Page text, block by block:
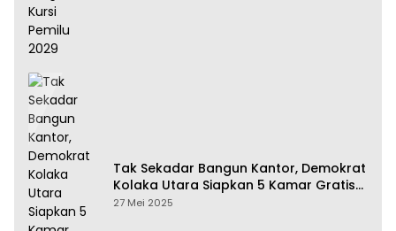
Tak Sekadar Bangun Kantor, Demokrat
Kolaka Utara Siapkan 5 Kamar Gratis
Untuk Rakyat
27 Mei 2025